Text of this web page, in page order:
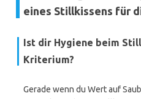
eines Stillkissens für
Ist dir Hygiene beim
Kriterium?
Gerade wenn du Wert auf